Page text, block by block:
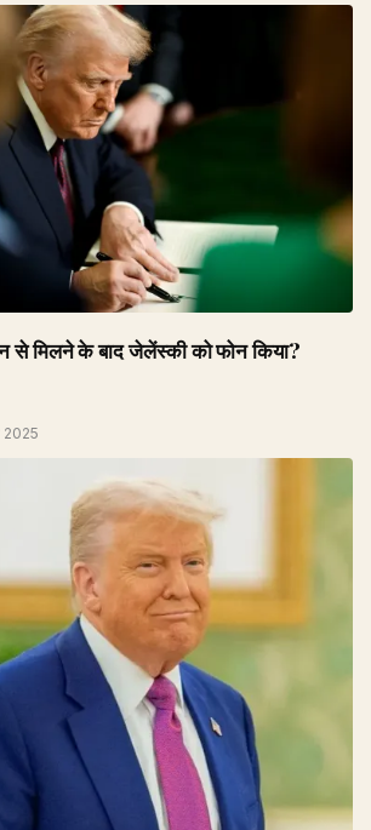
से मिलने के बाद जेलेंस्की को फोन किया?
2025